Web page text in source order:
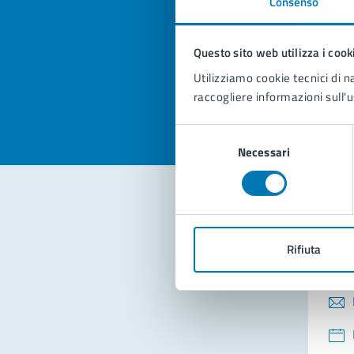
Questo sito web utilizza i
Utilizziamo cookie tecnici di
raccogliere informazioni
consenso
Necessari
Rifiuta